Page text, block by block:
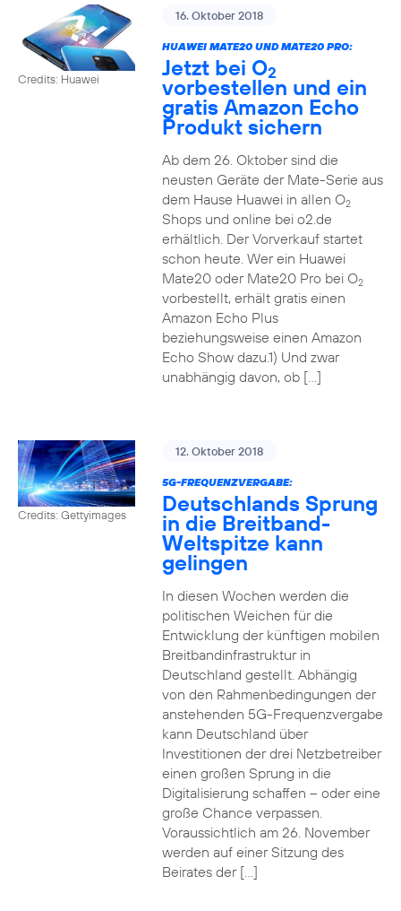
Credits: Huawei
16. Oktober 2018
HUAWEI MATE20 UND MATE20 PRO:
Jetzt bei O2
vorbestellen und ein
gratis Amazon Echo
Produkt sichern
Ab dem 26. Oktober sind die
neusten Geräte der Mate-Serie aus
dem Hause Huawei in allen O2
Shops und online bei o2.de
erhältlich. Der Vorverkauf startet
schon heute. Wer ein Huawei
Mate20 oder Mate20 Pro bei O2
vorbestellt, erhält gratis einen
Amazon Echo Plus
beziehungsweise einen Amazon
Echo Show dazu.1) Und zwar
unabhängig davon, ob […]
Credits: Gettyimages
12. Oktober 2018
5G-FREQUENZVERGABE:
Deutschlands Sprung
in die Breitband-
Weltspitze kann
gelingen
In diesen Wochen werden die
politischen Weichen für die
Entwicklung der künftigen mobilen
Breitbandinfrastruktur in
Deutschland gestellt. Abhängig
von den Rahmenbedingungen der
anstehenden 5G-Frequenzvergabe
kann Deutschland über
Investitionen der drei Netzbetreiber
einen großen Sprung in die
Digitalisierung schaffen – oder eine
große Chance verpassen.
Voraussichtlich am 26. November
werden auf einer Sitzung des
Beirates der […]